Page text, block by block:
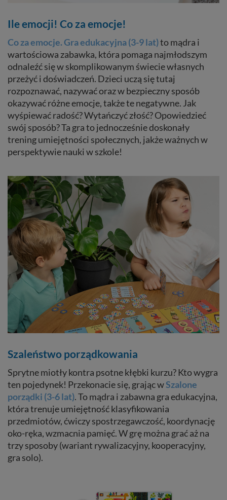
Ile emocji! Co za emocje!
Co za emocje. Gra edukacyjna (3-9 lat)to mądra i
wartościowa zabawka, która pomaga najmłodszym
odnaleźć się w skomplikowanym świecie własnych
przeżyć i doświadczeń. Dzieci uczą się tutaj
rozpoznawać, nazywać oraz w bezpieczny sposób
okazywać różne emocje, także te negatywne. Jak
wyśpiewać radość? Wytańczyć złość? Opowiedzieć
swój sposób? Ta gra to jednocześnie doskonały
trening umiejętności społecznych, jakże ważnych w
perspektywie nauki w szkole!
Szaleństwo porządkowania
Sprytne miotły kontra psotne kłębki kurzu? Kto wygra
ten pojedynek! Przekonacie się, grając wSzalone
porządki (3-6 lat). To mądra i zabawna gra edukacyjna,
która trenuje umiejętność klasyfikowania
przedmiotów, ćwiczy spostrzegawczość, koordynację
oko-ręka, wzmacnia pamięć. W grę można grać aż na
trzy sposoby (wariant rywalizacyjny, kooperacyjny,
gra solo).